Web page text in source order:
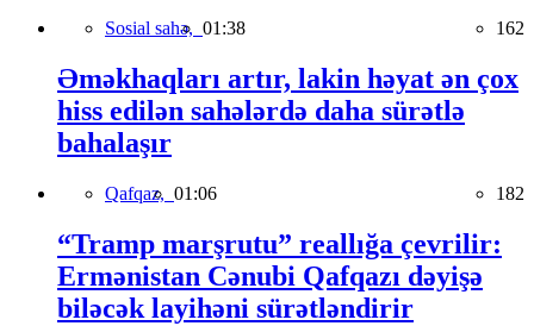
Sosial sahə, 01:38 162
Əməkhaqları artır, lakin həyat ən çox
hiss edilən sahələrdə daha sürətlə
bahalaşır
Qafqaz, 01:06 182
“Tramp marşrutu” reallığa çevrilir:
Ermənistan Cənubi Qafqazı dəyişə
biləcək layihəni sürətləndirir